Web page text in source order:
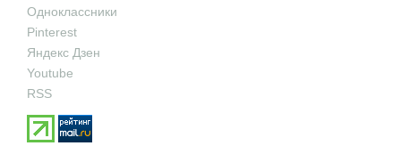
Одноклассники
Pinterest
Яндекс Дзен
Youtube
RSS